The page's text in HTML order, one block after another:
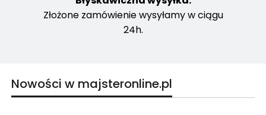
Złożone zamówienie wysyłamy w ciągu
24h.
Nowości w majsteronline.pl